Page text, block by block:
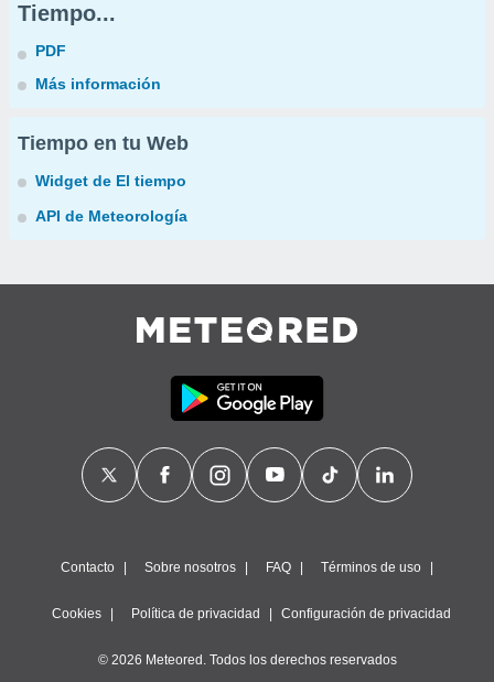
Tiempo...
PDF
Más información
Tiempo en tu Web
Widget de El tiempo
API de Meteorología
Contacto Sobre nosotros FAQ Términos de uso
Cookies Política de privacidad Configuración de privacidad
© 2026 Meteored. Todos los derechos reservados